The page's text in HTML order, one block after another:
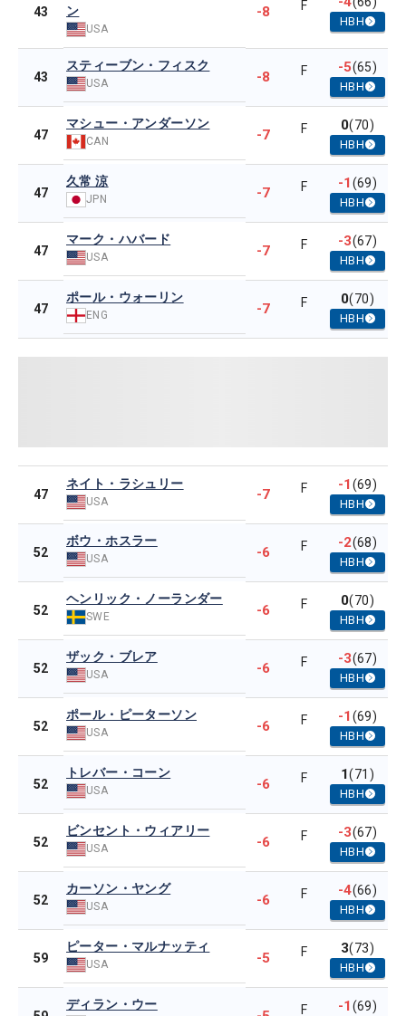
43
ン
USA
-8 F
HBH
43
スティーブン・フィスク
USA -8 F -5(65)
HBH
47
マシュー・アンダーソン
CAN -7 F 0(70)
HBH
47
久常 涼
JPN -7 F -1(69)
HBH
47
マーク・ハバード
USA -7 F -3(67)
HBH
47
ポール・ウォーリン
ENG -7 F 0(70)
HBH
47
ネイト・ラシュリー
USA -7 F -1(69)
HBH
52
ボウ・ホスラー
USA -6 F -2(68)
HBH
52
ヘンリック・ノーランダー
SWE -6 F 0(70)
HBH
52
ザック・ブレア
USA -6 F -3(67)
HBH
52
ポール・ピーターソン
USA -6 F -1(69)
HBH
52
トレバー・コーン
USA -6 F 1(71)
HBH
52
ビンセント・ウィアリー
USA -6 F -3(67)
HBH
52
カーソン・ヤング
USA -6 F -4(66)
HBH
59
ピーター・マルナッティ
USA -5 F 3(73)
HBH
ディラン・ウー F -1(69)